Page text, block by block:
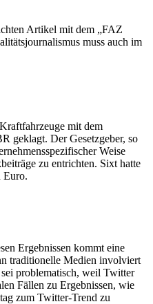
Artikel mit dem „FAZ
muss auch im
mit dem
geklagt. Der Gesetzgeber, so
Weise
zu entrichten. Sixt hatte
Euro.
Ergebnissen kommt eine
traditionelle Medien involviert
problematisch, weil Twitter
Fällen zu Ergebnissen, wie
zum Twitter-Trend zu